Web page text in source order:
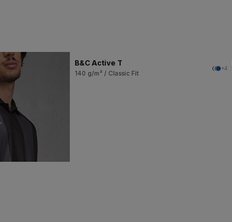
B&C Active T
140 g/m² / Classic Fit
+4